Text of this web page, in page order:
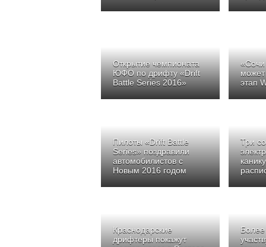
Открытие чемпионата
ЮФО по дрифту «Drift
Battle Series 2016»
может
этап
Пилоты «Drift Battle
Series» поздравили
автомобилистов с
Новым 2016 годом
Три
Краснодарские
дрифтеры покажут
Более